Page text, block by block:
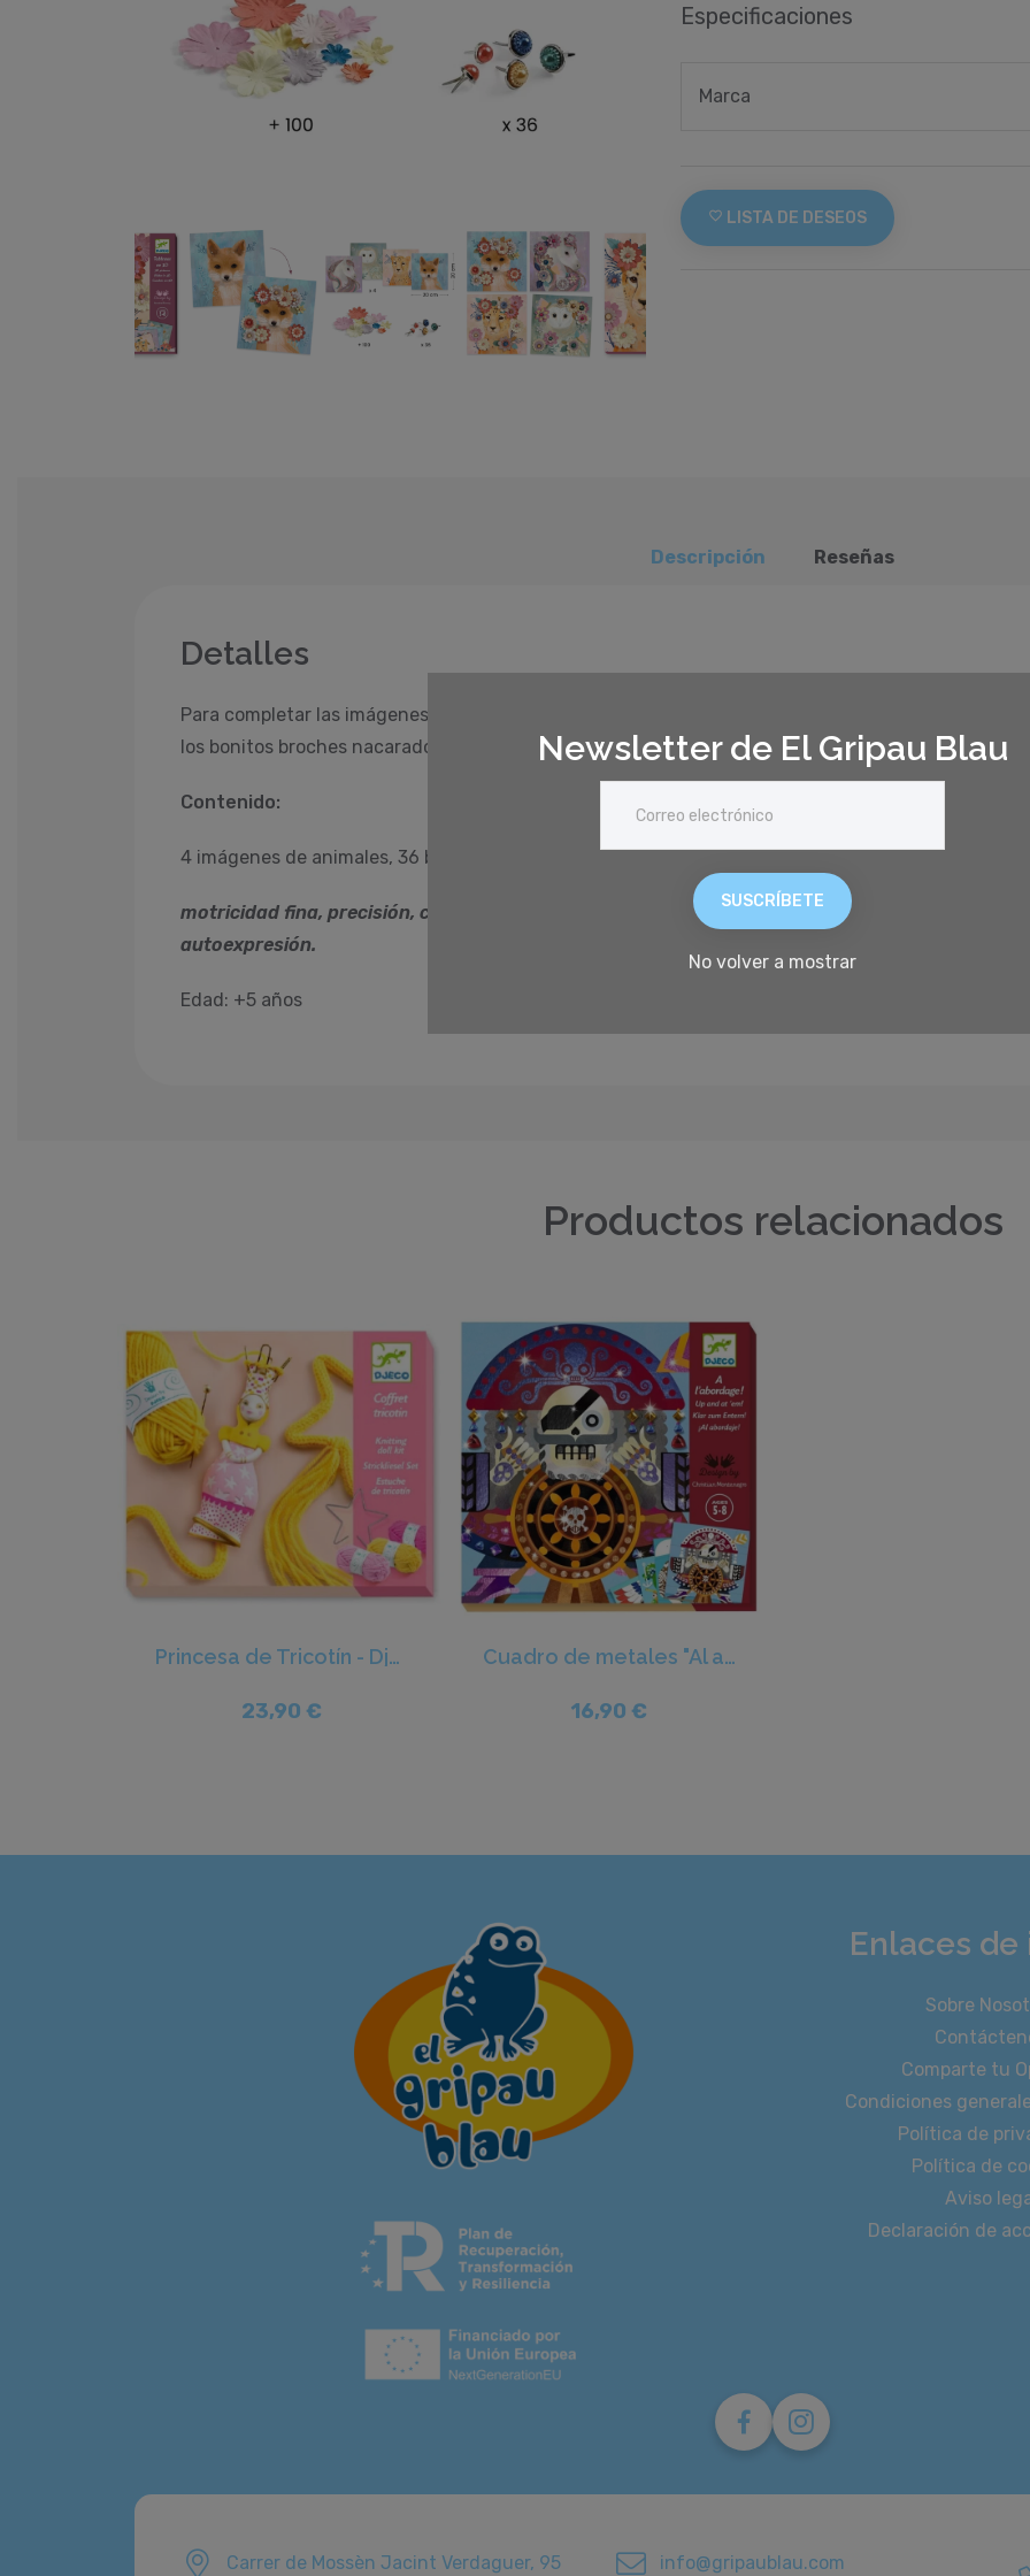
Newsletter de El Gripau Blau
SUSCRÍBETE
No volver a mostrar
Especificaciones
Marca
favorite_border LISTA DE DESEOS
Descripción Reseñas
Detalles
Para completar las imágenes, dispondremos de una multitud de coronas de flores de papel que
los bonitos broches nacarados.
Contenido:
4 imágenes de animales, 36 broches nacarados de colores, 117 flores de papel de colores, 1
motricidad fina, precisión, coordinación mano-ojo, percepción visual y espacial, sentido del
autoexpresión.
Edad: +5 años
Productos relacionados
Princesa de Tricotín - Djeco
23,90 €
Cuadro de metales "Al abordaje!" - Djeco
16,90 €
Enlaces de
Sobre
Comparte tu
Condiciones
Política de
Política de
Aviso
Declaración de
Carrer de Mossèn Jacint Verdaguer, 95 info@gripaublau.com